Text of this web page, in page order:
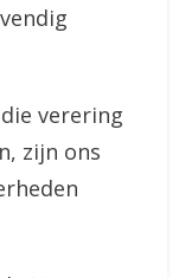
verering
zijn ons